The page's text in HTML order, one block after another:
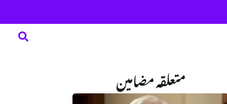
متعلقہ مضامین